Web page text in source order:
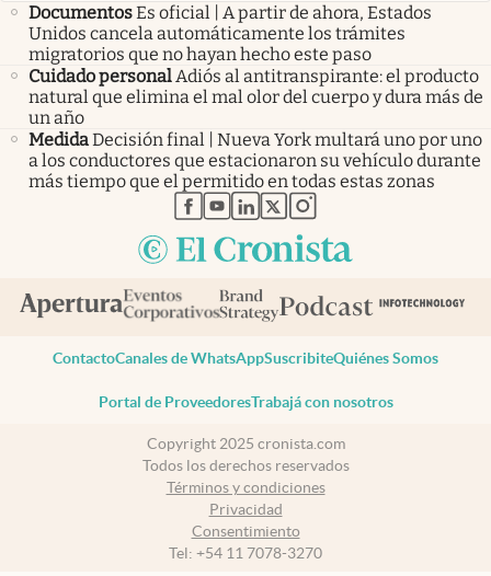
DocumentosEs oficial | A partir de ahora, Estados
Unidos cancela automáticamente los trámites
migratorios que no hayan hecho este paso
Cuidado personalAdiós al antitranspirante: el producto
natural que elimina el mal olor del cuerpo y dura más de
un año
MedidaDecisión final | Nueva York multará uno por uno
a los conductores que estacionaron su vehículo durante
más tiempo que el permitido en todas estas zonas
abre en nueva pestaña
abre en nueva pestaña
abre en nueva pestaña
abre en nueva pestaña
abre en nueva pestaña
ContactoCanales de WhatsAppSuscribiteQuiénes Somos
Portal de ProveedoresTrabajá con nosotros
Copyright 2025 cronista.com
Todos los derechos reservados
Términos y condiciones
Privacidad
Consentimiento
Tel: +54 11 7078-3270